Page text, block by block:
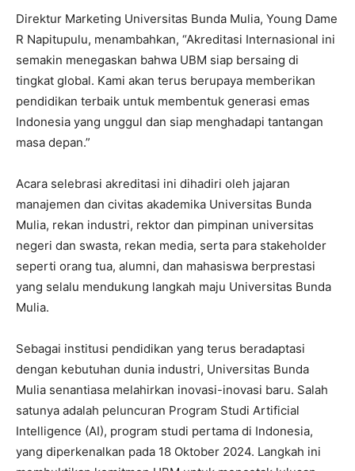
Direktur Marketing Universitas Bunda Mulia, Young Dame
R Napitupulu, menambahkan, “Akreditasi Internasional ini
semakin menegaskan bahwa UBM siap bersaing di
tingkat global. Kami akan terus berupaya memberikan
pendidikan terbaik untuk membentuk generasi emas
Indonesia yang unggul dan siap menghadapi tantangan
masa depan.”
Acara selebrasi akreditasi ini dihadiri oleh jajaran
manajemen dan civitas akademika Universitas Bunda
Mulia, rekan industri, rektor dan pimpinan universitas
negeri dan swasta, rekan media, serta para stakeholder
seperti orang tua, alumni, dan mahasiswa berprestasi
yang selalu mendukung langkah maju Universitas Bunda
Mulia.
Sebagai institusi pendidikan yang terus beradaptasi
dengan kebutuhan dunia industri, Universitas Bunda
Mulia senantiasa melahirkan inovasi-inovasi baru. Salah
satunya adalah peluncuran Program Studi Artificial
Intelligence (AI), program studi pertama di Indonesia,
yang diperkenalkan pada 18 Oktober 2024. Langkah ini